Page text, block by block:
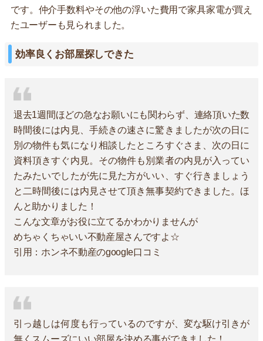
です。仲介手数料やその他の浮いた費用で家具家電が買え
たユーザーも見られました。
効率良くお部屋探しできた
退去1週間ほどの急なお願いにも関わらず、連絡頂いた数
時間後には内見、手続きの速さに驚きましたが次の日に
別の物件も気になり相談したところすぐさま、次の日に
資料頂きすぐ内見。その物件も別業者の内見が入ってい
たみたいでしたが先に見た方がいい、すぐ行きましょう
と二時間後には内見させて頂き無事契約できました。ほ
んと助かりました！
こんな文章がお役に立てるかわかりませんが
めちゃくちゃいい不動産屋さんですよ☆
引用：ホンネ不動産のgoogle口コミ
引っ越しは何度も行っているのですが、変な駆け引きが
無くスムーズにいい部屋を決める事ができました！